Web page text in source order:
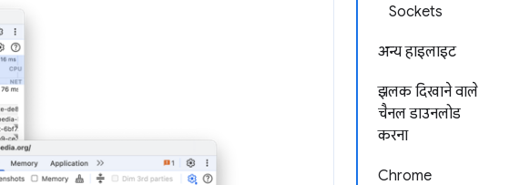
Sockets
अन्य हाइलाइट
झलक दिखाने वाले
चैनल डाउनलोड
करना
Chrome